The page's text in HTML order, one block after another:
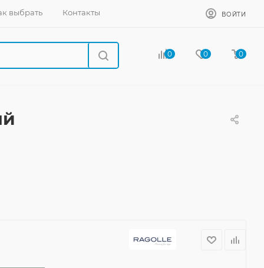
выбрать Контакты ВОЙТИ
0 0 0